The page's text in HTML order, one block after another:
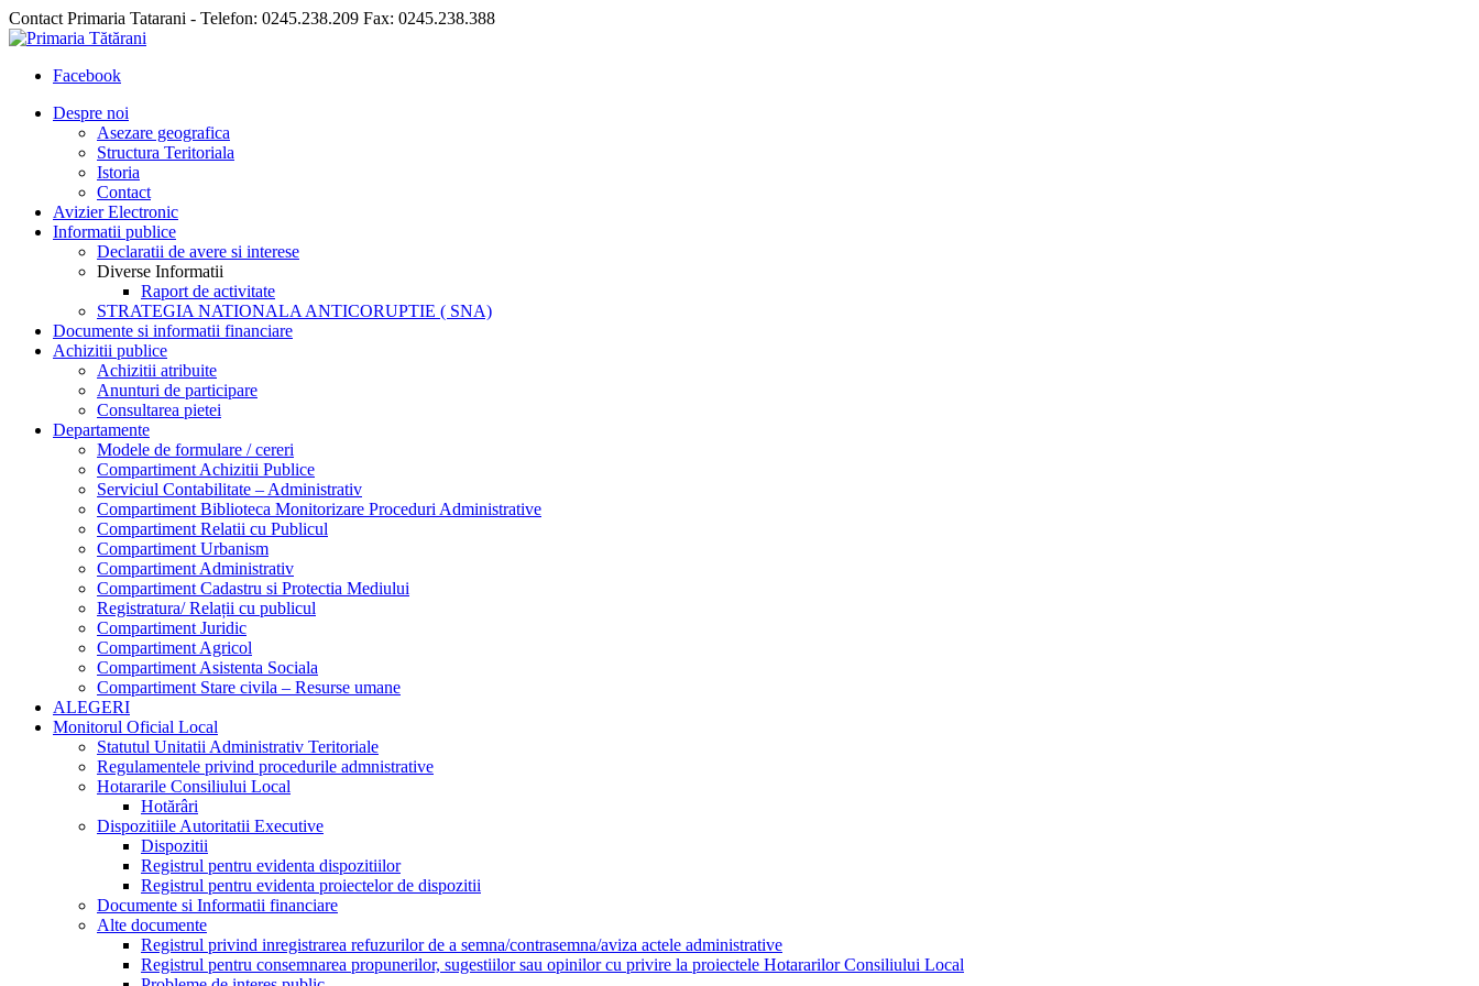
Contact Primaria Tatarani - Telefon: 0245.238.209 Fax: 0245.238.388
Facebook
Despre noi
Asezare geografica
Structura Teritoriala
Istoria
Contact
Avizier Electronic
Informatii publice
Declaratii de avere si interese
Diverse Informatii
Raport de activitate
STRATEGIA NATIONALA ANTICORUPTIE ( SNA)
Documente si informatii financiare
Achizitii publice
Achizitii atribuite
Anunturi de participare
Consultarea pietei
Departamente
Modele de formulare / cereri
Compartiment Achizitii Publice
Serviciul Contabilitate – Administrativ
Compartiment Biblioteca Monitorizare Proceduri Administrative
Compartiment Relatii cu Publicul
Compartiment Urbanism
Compartiment Administrativ
Compartiment Cadastru si Protectia Mediului
Registratura/ Relații cu publicul
Compartiment Juridic
Compartiment Agricol
Compartiment Asistenta Sociala
Compartiment Stare civila – Resurse umane
ALEGERI
Monitorul Oficial Local
Statutul Unitatii Administrativ Teritoriale
Regulamentele privind procedurile admnistrative
Hotararile Consiliului Local
Hotărâri
Dispozitiile Autoritatii Executive
Dispozitii
Registrul pentru evidenta dispozitiilor
Registrul pentru evidenta proiectelor de dispozitii
Documente si Informatii financiare
Alte documente
Registrul privind inregistrarea refuzurilor de a semna/contrasemna/aviza actele administrative
Registrul pentru consemnarea propunerilor, sugestiilor sau opinilor cu privire la proiectele Hotararilor Consiliului Local